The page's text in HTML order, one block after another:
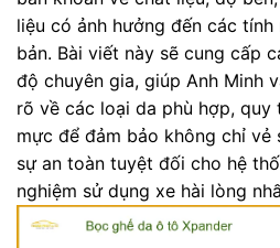
liệu có ảnh hưởng đến các
bản. Bài viết này sẽ cung cấp
độ chuyên gia, giúp Anh Minh
rõ về các loại da phù hợp, quy
mực để đảm bảo không chỉ vẻ
sự an toàn tuyệt đối cho hệ
nghiệm sử dụng xe hài lòng